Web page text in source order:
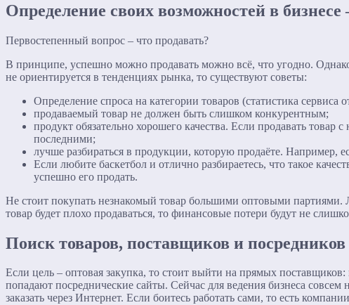
Определение своих возможностей в
Первостепенный вопрос – что продавать?
В принципе, успешно можно продавать можно всё, что угодно.
не ориентируется в тенденциях рынка, то существуют советы:
Определение спроса на категории товаров (статистика сервиса
продаваемый товар не должен быть слишком конкурентным;
продукт обязательно хорошего качества. Если продавать
последними;
лучше разбираться в продукции, которую продаёте. Например,
Если любите баскетбол и отлично разбираетесь, что такое
успешно его продать.
Не стоит покупать незнакомый товар большими оптовыми
товар будет плохо продаваться, то финансовые потери будут не
Поиск товаров, поставщиков и посредников
Если цель – оптовая закупка, то стоит выйти на прямых
попадают посреднические сайты. Сейчас для ведения бизнеса
заказать через Интернет. Если боитесь работать сами, то есть